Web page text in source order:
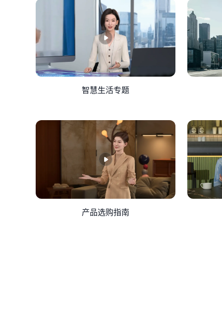
智慧生活专题
产品选购指南